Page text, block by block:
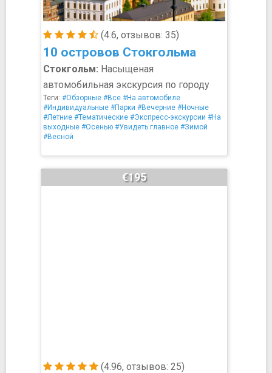
(4.6, отзывов: 35)
10 островов Стокгольма
Стокгольм: Насыщеная
автомобильная экскурсия по городу
Теги: #Обзорные #Все #На автомобиле
#Индивидуальные #Парки #Вечерние #Ночные
#Летние #Тематические #Экспресс-экскурсии #На
выходные #Осенью #Увидеть главное #Зимой
#Весной
(4.96, отзывов: 25)
€195